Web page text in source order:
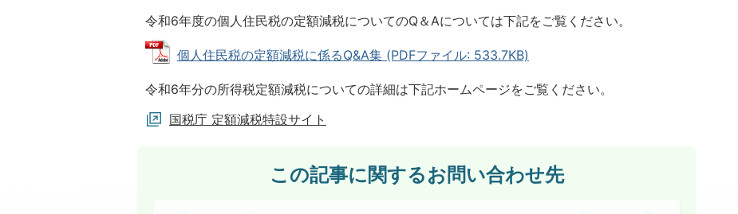
令和6年度の個人住民税の定額減税についてのQ＆Aについては下記をご覧ください。
個人住民税の定額減税に係るQ&A集 (PDFファイル: 533.7KB)
令和6年分の所得税定額減税についての詳細は下記ホームページをご覧ください。
国税庁 定額減税特設サイト
この記事に関するお問い合わせ先